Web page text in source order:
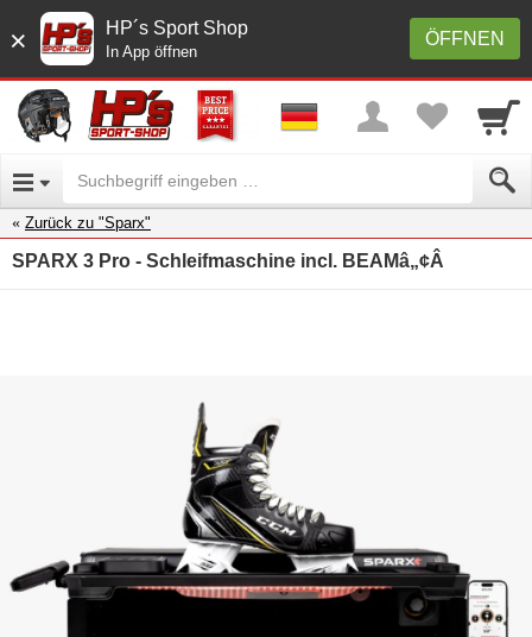
× ÖFFNEN
HP´s Sport Shop
In App öffnen
Zurück zu "Sparx"
SPARX 3 Pro - Schleifmaschine incl. BEAMâ„¢Â